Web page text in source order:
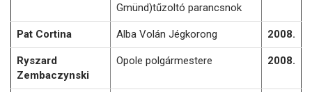
Gmünd)tűzoltó parancsnok
Pat Cortina Alba Volán Jégkorong 2008.
Ryszard
Zembaczynski
Opole polgármestere 2008.